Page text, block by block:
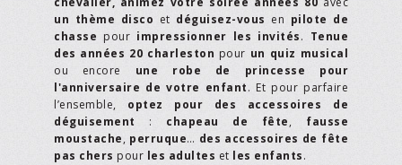
un thème disco et déguisez-vous en pilote de
chasse pour impressionner les invités. Tenue
des années 20 charleston pour un quiz musical
ou encore une robe de princesse pour
l'anniversaire de votre enfant. Et pour parfaire
l’ensemble, optez pour des accessoires de
déguisement : chapeau de fête, fausse
moustache, perruque… des accessoires de fête
pas chers pour les adultes et les enfants.